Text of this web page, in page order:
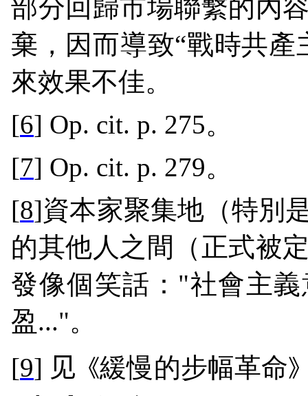
部分回歸市場聯繫的內
棄，因而導致“戰時共
來效果不佳。
[6] Op. cit. p. 275。
[7] Op. cit. p. 279。
[8]資本家聚集地（特別
的其他人之間（正式被
發像個笑話： "社會主
盈..."。
[9] 见 《緩慢的步幅革命